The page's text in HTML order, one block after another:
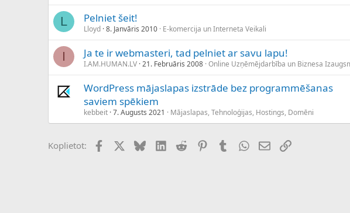
L Pelniet šeit!
Lloyd 8. Janvāris 2010 E-komercija un Interneta Veikali
I Ja te ir webmasteri, tad pelniet ar savu lapu!
I.AM.HUMAN.LV 21. Februāris 2008 Online Uzņēmējdarbība un Biznesa
WordPress mājaslapas izstrāde bez programmēšanas
saviem spēkiem
kebbeit 7. Augusts 2021 Mājaslapas, Tehnoloģijas, Hostings, Domēni
Koplietot: FacebookX (Twitter)
BlueskyLinkedIn
Reddit PinterestTumblrWhatsApp
E-pastsSaiti